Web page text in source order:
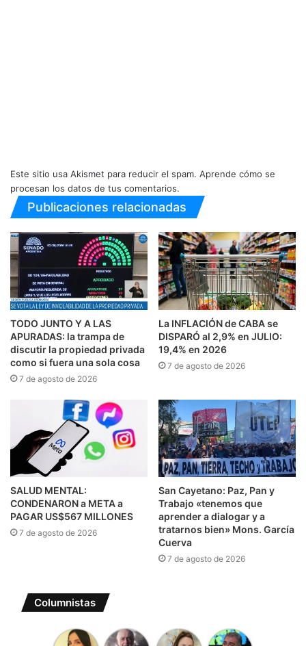
Este sitio usa Akismet para reducir el spam. Aprende cómo se
procesan los datos de tus comentarios.
Publicaciones relacionadas
TODO JUNTO Y A LAS
APURADAS: la trampa de
discutir la propiedad privada
como si fuera una sola cosa
7 de agosto de 2026
La INFLACIÓN de CABA se
DISPARÓ al 2,9% en JULIO:
19,4% en 2026
7 de agosto de 2026
SALUD MENTAL:
CONDENARON a META a
PAGAR US$567 MILLONES
7 de agosto de 2026
San Cayetano: Paz, Pan y
Trabajo «tenemos que
aprender a dialogar y a
tratarnos bien» Mons. García
Cuerva
7 de agosto de 2026
Columnistas